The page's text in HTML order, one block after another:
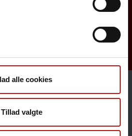
alle cookies
Tillad valgte
infektionsberedskab